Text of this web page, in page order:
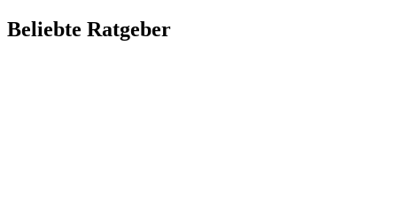
Beliebte Ratgeber